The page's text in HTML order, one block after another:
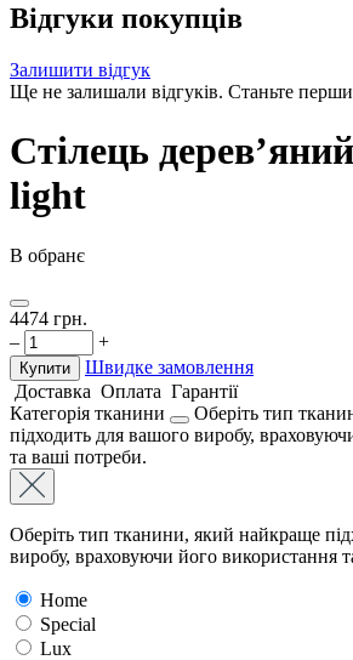
Відгуки покупців
Залишити відгук
Ще не залишали відгуків. Станьте
Стілець
light
В обранє
4474 грн.
–
+
Купити
Швидке замовлення
Доставка Оплата Гарантії
Категорія тканини
Оберіть тип
підходить для вашого виробу,
та ваші потреби.
Оберіть тип тканини, який найкраще
виробу, враховуючи його використання
Home
Special
Lux